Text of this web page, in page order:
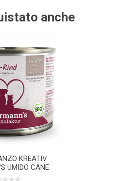
anche
KREATIV
UMIDO CANE